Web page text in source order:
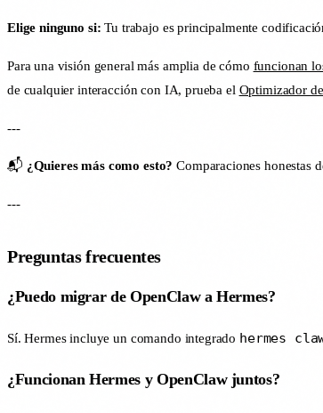
Elige ninguno si: Tu trabajo es principalmente
Para una visión general más amplia de cómo funcionan
de cualquier interacción con IA, prueba el Optimizador
---
📬 ¿Quieres más como esto? Comparaciones honestas
---
Preguntas frecuentes
¿Puedo migrar de OpenClaw a Hermes?
Sí. Hermes incluye un comando integrado hermes
¿Funcionan Hermes y OpenClaw juntos?